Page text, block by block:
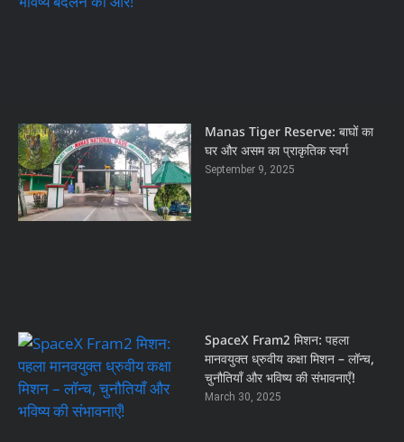
Manas Tiger Reserve: बाघों का
घर और असम का प्राकृतिक स्वर्ग
September 9, 2025
SpaceX Fram2 मिशन: पहला
मानवयुक्त ध्रुवीय कक्षा मिशन – लॉन्च,
चुनौतियाँ और भविष्य की संभावनाएँ!
March 30, 2025